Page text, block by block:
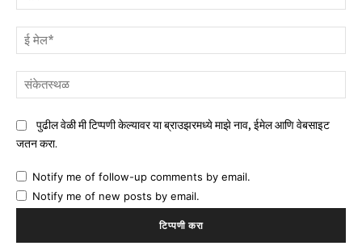
पुढील वेळी मी टिप्पणी केल्यावर या ब्राउझरमध्ये माझे नाव, ईमेल आणि वेबसाइट
जतन करा.
Notify me of follow-up comments by email.
Notify me of new posts by email.